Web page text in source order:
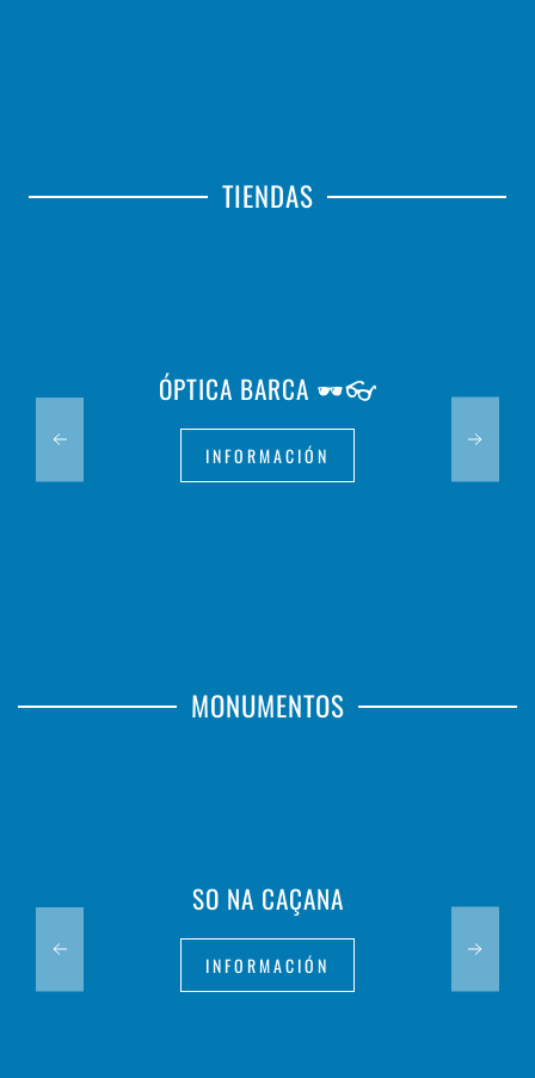
TIENDAS
ÓPTICA BARCA 🕶️👓
INFORMACIÓN
MONUMENTOS
SO NA CAÇANA
INFORMACIÓN